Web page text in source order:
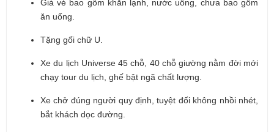
Giá vé bao gồm khăn lạnh, nước uống, chưa bao gồm
ăn uống.
Tặng gối chữ U.
Xe du lịch Universe 45 chỗ, 40 chỗ giường nằm đời mới
chạy tour du lịch, ghế bật ngã chất lượng.
Xe chở đúng người quy định, tuyệt đối không nhồi nhét,
bắt khách dọc đường.